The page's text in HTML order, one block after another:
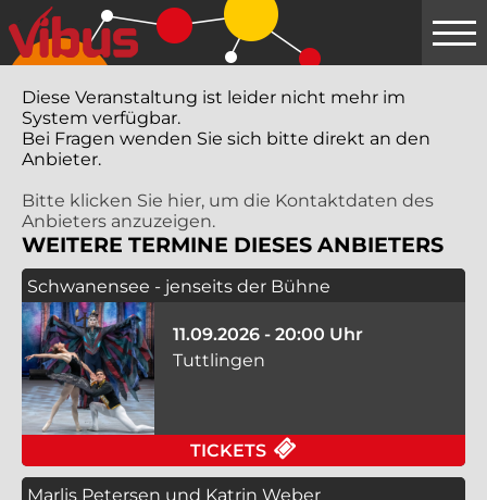
Springe
zum
Hauptinhalt
Diese Veranstaltung ist leider nicht mehr im
System verfügbar.
Bei Fragen wenden Sie sich bitte direkt an den
Anbieter.
Bitte klicken Sie hier, um die Kontaktdaten des
Anbieters anzuzeigen.
WEITERE TERMINE DIESES ANBIETERS
Schwanensee - jenseits der Bühne
11.09.2026 - 20:00 Uhr
Tuttlingen
TICKETS
Marlis Petersen und Katrin Weber